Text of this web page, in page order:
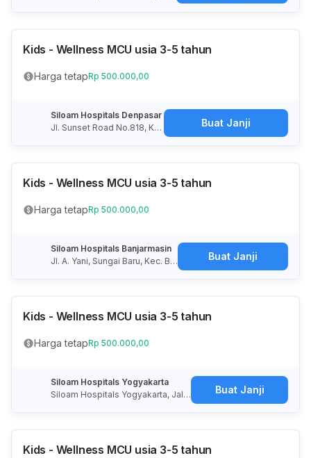
Kids - Wellness MCU usia 3-5 tahun
Harga tetapRp 500.000,00
Siloam Hospitals Denpasar
Jl. Sunset Road No.818, Kut
Buat Janji
Kids - Wellness MCU usia 3-5 tahun
Harga tetapRp 500.000,00
Siloam Hospitals Banjarmasin
Jl. A. Yani, Sungai Baru, Kec. Ba
2
Buat Janji
Kids - Wellness MCU usia 3-5 tahun
Harga tetapRp 500.000,00
Siloam Hospitals Yogyakarta
Siloam Hospitals Yogyakarta, Jala
Yogyakarta, Indonesia
Buat Janji
Kids - Wellness MCU usia 3-5 tahun